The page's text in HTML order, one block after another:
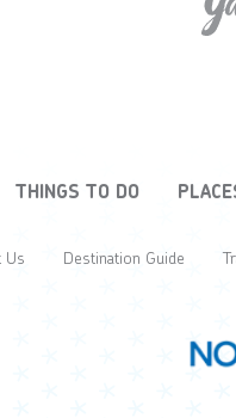
THINGS TO DO
Us Destination Guide